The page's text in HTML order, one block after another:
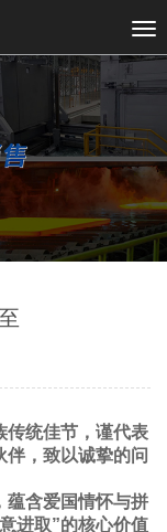
统佳节，谨代表
伴，致以诚挚的问
蕴含爱国情怀与拼
进取”的核心价值